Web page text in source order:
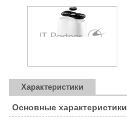
Характеристики
Основные характеристики